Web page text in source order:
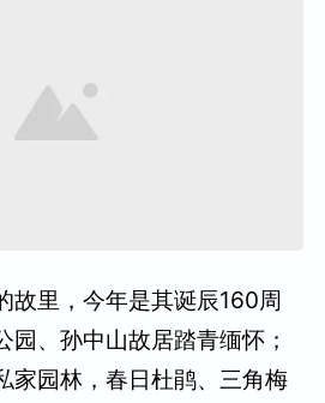
故里，今年是其诞辰160周
园、孙中山故居踏青缅怀；
家园林，春日杜鹃、三角梅